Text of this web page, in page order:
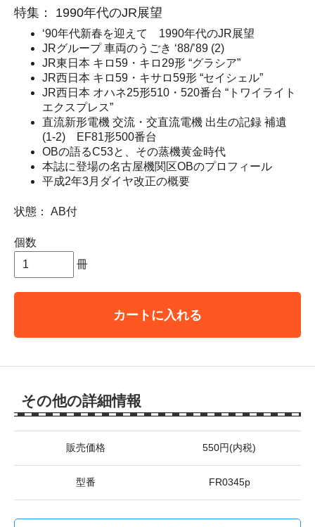
特集： 1990年代のJR展望
‘90年代新春を迎えて 1990年代のJR展望
JRグループ 車両のうごき ‘88/’89 (2)
JR東日本 キロ59・キロ29形 “グラシア”
JR西日本 キロ59・キサロ59形 “セイシェル”
JR西日本 オハネ25形510・520番台 “トワイライト
エクスプレス”
直流新形電機 交流・交直流電機 出生の記録 補遺
(1-2) EF81形500番台
OBの語るC53と、その蒸機黄金時代
本誌に登場の名古屋機関区OBのプロフィール
平成2年3月ダイヤ改正の概要
状態： AB付
個数
冊
カートに入れる
その他の詳細情報
販売価格 550円(内税)
型番 FR0345p